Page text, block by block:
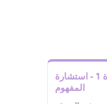
الخطوة 1 - استشارة
المفهوم